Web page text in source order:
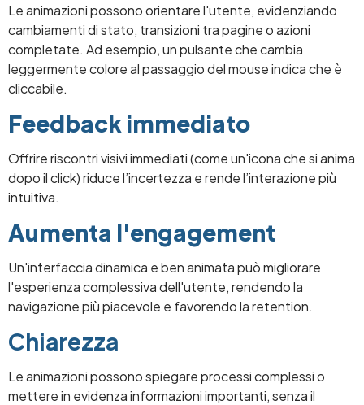
Le animazioni possono orientare l'utente, evidenziando
cambiamenti di stato, transizioni tra pagine o azioni
completate. Ad esempio, un pulsante che cambia
leggermente colore al passaggio del mouse indica che è
cliccabile.
Feedback immediato
Offrire riscontri visivi immediati (come un'icona che si anima
dopo il click) riduce l’incertezza e rende l’interazione più
intuitiva.
Aumenta l'engagement
Un'interfaccia dinamica e ben animata può migliorare
l'esperienza complessiva dell'utente, rendendo la
navigazione più piacevole e favorendo la retention.
Chiarezza
Le animazioni possono spiegare processi complessi o
mettere in evidenza informazioni importanti, senza il